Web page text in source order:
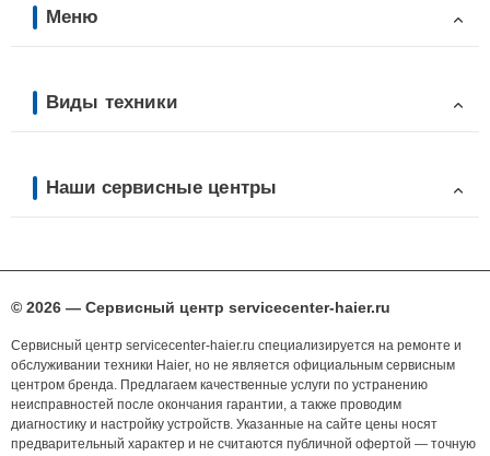
Меню
Виды техники
Наши сервисные центры
© 2026 — Сервисный центр servicecenter-haier.ru
Сервисный центр servicecenter-haier.ru специализируется на ремонте и
обслуживании техники Haier, но не является официальным сервисным
центром бренда. Предлагаем качественные услуги по устранению
неисправностей после окончания гарантии, а также проводим
диагностику и настройку устройств. Указанные на сайте цены носят
предварительный характер и не считаются публичной офертой — точную